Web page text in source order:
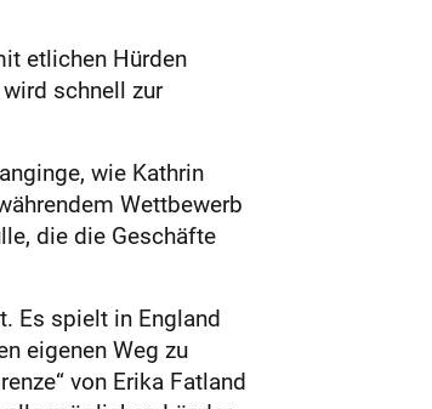
etlichen Hürden
schnell zur
wie Kathrin
Wettbewerb
die die Geschäfte
Es spielt in England
eigenen Weg zu
von Erika Fatland